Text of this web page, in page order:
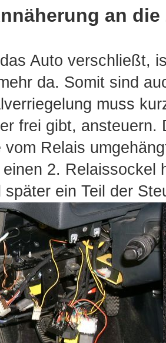
an
Auto verschließt,
da. Somit sind
muss
frei gibt, ansteuern.
vom Relais
einen 2. Relaissockel
später ein Teil der